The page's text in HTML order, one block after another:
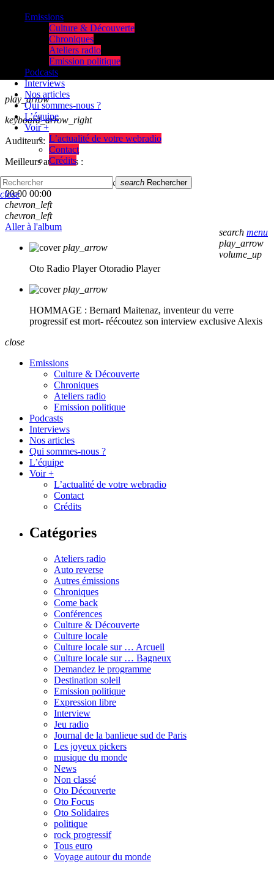
play_arrow
keyboard_arrow_right
Auditeurs:
Meilleurs auditeurs :
skip_previous
skip_next
00:00 00:00
chevron_left
chevron_left
Aller à l'album
play_arrow
Oto Radio Player Otoradio Player
play_arrow
HOMMAGE : Bernard Maitenaz, inventeur du verre
progressif est mort- réécoutez son interview exclusive Alexis
Emissions
Culture & Découverte
Chroniques
Ateliers radio
Emission politique
Podcasts
Interviews
Nos articles
Qui sommes-nous ?
L’équipe
Voir +
L’actualité de votre webradio
Contact
Crédits
search menu
play_arrow
volume_up
search Rechercher
close
close
Emissions
Culture & Découverte
Chroniques
Ateliers radio
Emission politique
Podcasts
Interviews
Nos articles
Qui sommes-nous ?
L’équipe
Voir +
L’actualité de votre webradio
Contact
Crédits
Catégories
Ateliers radio
Auto reverse
Autres émissions
Chroniques
Come back
Conférences
Culture & Découverte
Culture locale
Culture locale sur … Arcueil
Culture locale sur … Bagneux
Demandez le programme
Destination soleil
Emission politique
Expression libre
Interview
Jeu radio
Journal de la banlieue sud de Paris
Les joyeux pickers
musique du monde
News
Non classé
Oto Découverte
Oto Focus
Oto Solidaires
politique
rock progressif
Tous euro
Voyage autour du monde